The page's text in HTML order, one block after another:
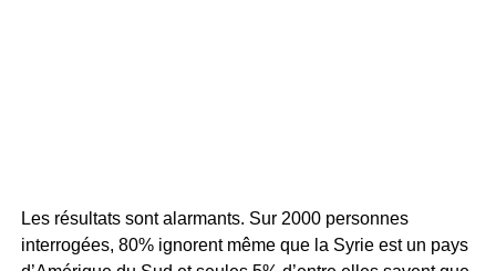
Les résultats sont alarmants. Sur 2000 personnes
interrogées, 80% ignorent même que la Syrie est un pays